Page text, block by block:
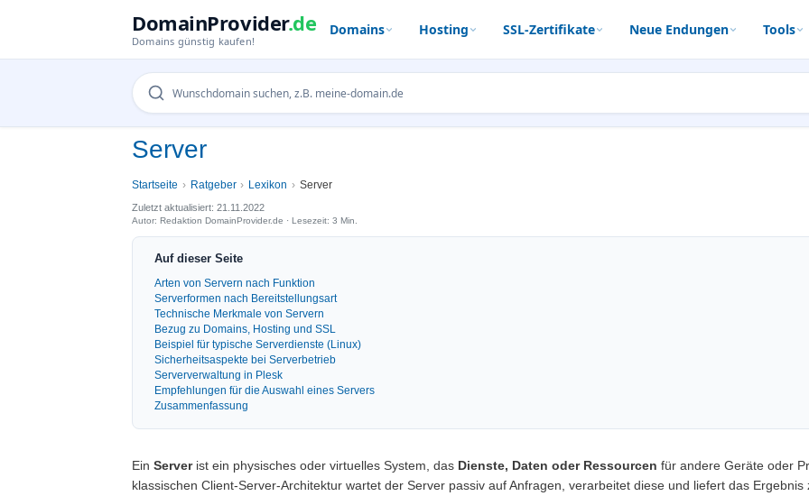
DomainProvider.de
Domains günstig kaufen!
Domains Hosting SSL-Zertifikate Neue Endungen Tools
Server
Startseite Ratgeber Lexikon Server
Zuletzt aktualisiert: 21.11.2022
Autor: Redaktion DomainProvider.de · Lesezeit: 3 Min.
Auf dieser Seite
Arten von Servern nach Funktion
Serverformen nach Bereitstellungsart
Technische Merkmale von Servern
Bezug zu Domains, Hosting und SSL
Beispiel für typische Serverdienste (Linux)
Sicherheitsaspekte bei Serverbetrieb
Serververwaltung in Plesk
Empfehlungen für die Auswahl eines Servers
Zusammenfassung
Ein Serverist ein physisches oder virtuelles System, das Dienste, Daten oder Ressourcen für andere Geräte oder
klassischen Client-Server-Architektur wartet der Server passiv auf Anfragen, verarbeitet diese und liefert das